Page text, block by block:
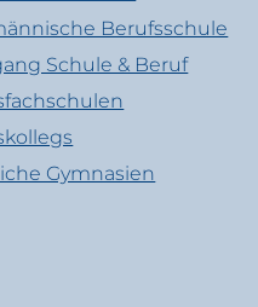
Berufsschule
Schule & Beruf
Gymnasien